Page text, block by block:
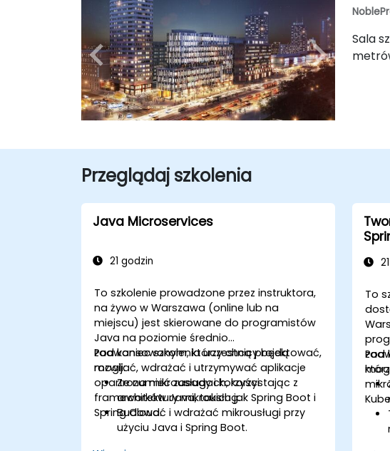
Sala
Przeglądaj szkolenia
Java Microservices
21 godzin
To szkolenie prowadzone przez instruktora,
na żywo w Warszawa (online lub na
miejscu) jest skierowane do programistów
Java na poziomie średnio
zaawansowanym, którzy chcą projektować,
rozwijać, wdrażać i utrzymywać aplikacje
oparte na mikrousługach, korzystając z
frameworków Java, takich jak Spring Boot i
Spring Cloud.
Pod koniec szkolenia uczestnicy będą
mogli:
Zrozumieć zasady i korzyści
architektury mikrousług.
Budować i wdrażać mikrousługi przy
użyciu Java i Spring Boot.
To
Pod